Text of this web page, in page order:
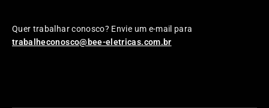
Quer trabalhar conosco? Envie um e-mail para
trabalheconosco@bee-eletricas.com.br